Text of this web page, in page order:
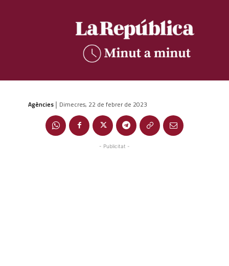
Agències | Dimecres, 22 de febrer de 2023
- Publicitat -